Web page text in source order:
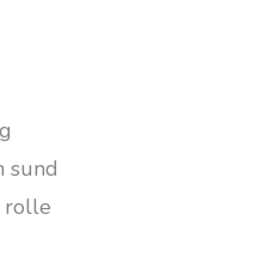
sund
rolle